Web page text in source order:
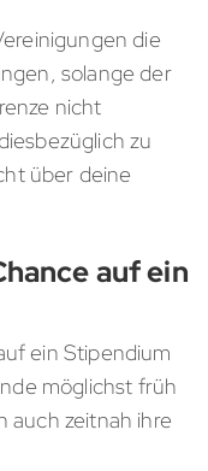
die
solange der
nicht
zu
über deine
auf ein
ein Stipendium
möglichst früh
auch zeitnah ihre